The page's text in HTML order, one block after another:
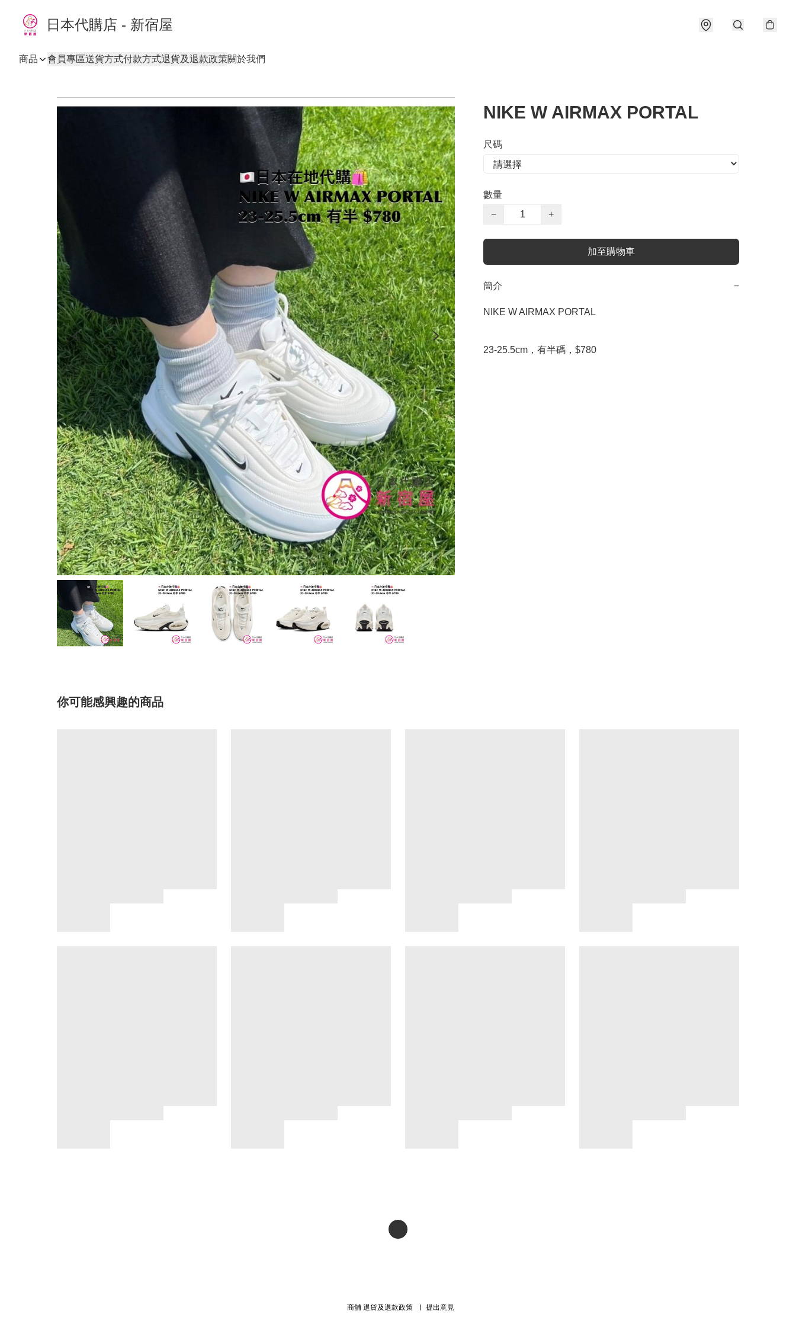
日本代購店 - 新宿屋
商品 會員專區送貨方式付款方式退貨及退款政策關於我們
NIKE W AIRMAX PORTAL
尺碼
數量
−
+
加至購物車
簡介 −
NIKE W AIRMAX PORTAL
23-25.5cm，有半碼，$780
你可能感興趣的商品
商舖 退貨及退款政策 提出意見